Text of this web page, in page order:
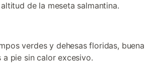
de la meseta salmantina.
verdes y dehesas floridas, buena
a pie sin calor excesivo.